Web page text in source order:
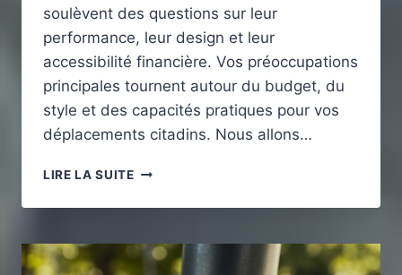
soulèvent des questions sur leur
performance, leur design et leur
accessibilité financière. Vos préoccupations
principales tournent autour du budget, du
style et des capacités pratiques pour vos
déplacements citadins. Nous allons…
LIRE LA SUITEFIAT
VS
AMI
COMPARAISON